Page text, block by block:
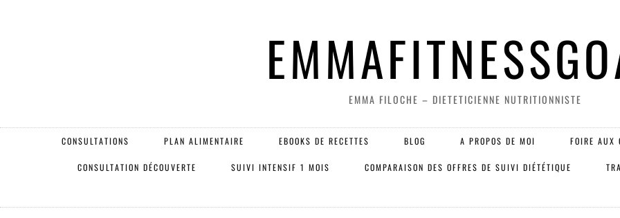
EMMA FILOCHE – DIETETICIENNE NUTRITIONNISTE
CONSULTATIONS PLAN ALIMENTAIRE EBOOKS DE RECETTES BLOG A PROPOS DE MOI FOIRE AUX
CONSULTATION DÉCOUVERTE SUIVI INTENSIF 1 MOIS COMPARAISON DES OFFRES DE SUIVI DIÉTÉTIQUE